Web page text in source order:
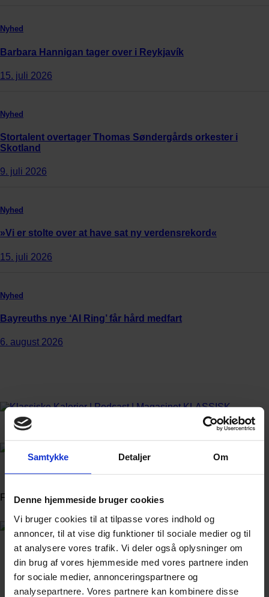
Samtykke Detaljer Om
Denne hjemmeside bruger cookies
Vi bruger cookies til at tilpasse vores indhold og
annoncer, til at vise dig funktioner til sociale medier og til
at analysere vores trafik. Vi deler også oplysninger om
din brug af vores hjemmeside med vores partnere inden
for sociale medier, annonceringspartnere og
analysepartnere. Vores partnere kan kombinere disse
Nyhed
Barbara Hannigan tager over i Reykjavík
15. juli 2026
Nyhed
Stortalent overtager Thomas Søndergårds orkester i
Skotland
9. juli 2026
Nyhed
»Vi er stolte over at have sat ny verdensrekord«
15. juli 2026
Nyhed
Bayreuths nye ‘AI Ring’ får hård medfart
6. august 2026
FLERE NYHEDER